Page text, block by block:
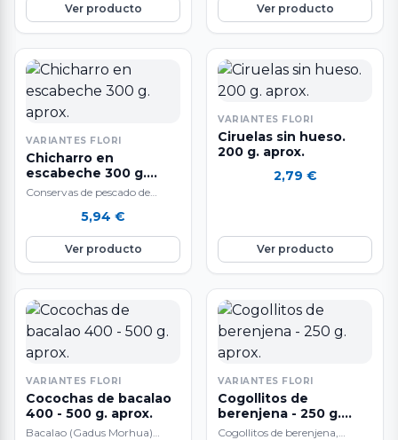
Ver producto Ver producto
VARIANTES FLORI
Chicharro en
escabeche 300 g.
aprox.
Conservas de pescado de
excelencia garantizada. El
escabeche es una salsa, que…
5,94 €
Ver producto
VARIANTES FLORI
Ciruelas sin hueso.
200 g. aprox.
2,79 €
Ver producto
VARIANTES FLORI
Cocochas de bacalao
400 - 500 g. aprox.
Bacalao (Gadus Morhua)
VARIANTES FLORI
Cogollitos de
berenjena - 250 g.
aprox.
Cogollitos de berenjena,